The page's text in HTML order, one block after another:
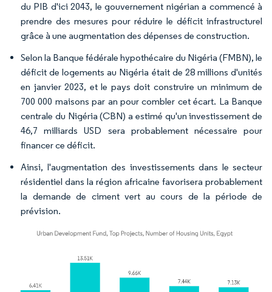
du PIB d'ici 2043, le gouvernement nigérian a commencé à
prendre des mesures pour réduire le déficit infrastructurel
grâce à une augmentation des dépenses de construction.
Selon la Banque fédérale hypothécaire du Nigéria (FMBN), le
déficit de logements au Nigéria était de 28 millions d'unités
en janvier 2023, et le pays doit construire un minimum de
700 000 maisons par an pour combler cet écart. La Banque
centrale du Nigéria (CBN) a estimé qu'un investissement de
46,7 milliards USD sera probablement nécessaire pour
financer ce déficit.
Ainsi, l'augmentation des investissements dans le secteur
résidentiel dans la région africaine favorisera probablement
la demande de ciment vert au cours de la période de
prévision.